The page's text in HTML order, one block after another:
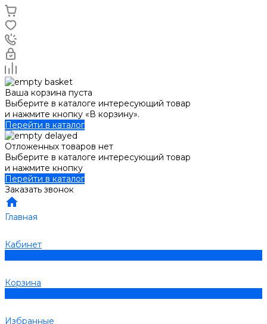
Ваша корзина пуста
Выберите в каталоге интересующий товар
и нажмите кнопку «В корзину».
Перейти в каталог
Отложенных товаров нет
Выберите в каталоге интересующий товар
и нажмите кнопку
Перейти в каталог
Заказать звонок
Главная
Кабинет
Корзина
Избранные